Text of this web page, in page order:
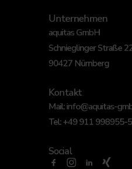
Unternehmen
aquitas GmbH
Schnieglinger Straße
90427 Nürnberg
Kontakt
Mail:info@aquitas-
Tel:+49 911 998955-
Social